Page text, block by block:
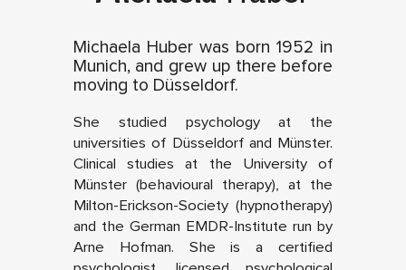
Michaela Huber was born 1952 in
Munich, and grew up there before
moving to Düsseldorf.
She studied psychology at the
universities of Düsseldorf and Münster.
Clinical studies at the University of
Münster (behavioural therapy), at the
Milton-Erickson-Society (hypnotherapy)
and the German EMDR-Institute run by
Arne Hofman. She is a certified